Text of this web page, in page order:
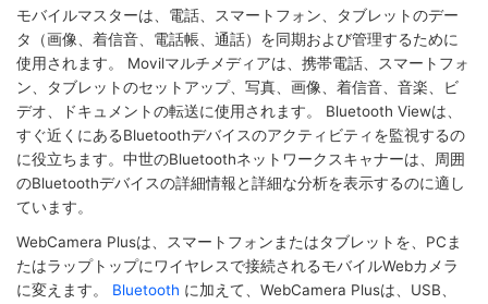
モバイルマスターは、電話、スマートフォン、タブレットのデー
タ（画像、着信音、電話帳、通話）を同期および管理するために
使用されます。 Movilマルチメディアは、携帯電話、スマートフォ
ン、タブレットのセットアップ、写真、画像、着信音、音楽、ビ
デオ、ドキュメントの転送に使用されます。 Bluetooth Viewは、
すぐ近くにあるBluetoothデバイスのアクティビティを監視するの
に役立ちます。中世のBluetoothネットワークスキャナーは、周囲
のBluetoothデバイスの詳細情報と詳細な分析を表示するのに適し
ています。
WebCamera Plusは、スマートフォンまたはタブレットを、PCま
たはラップトップにワイヤレスで接続されるモバイルWebカメラ
に変えます。 Bluetooth に加えて、WebCamera Plusは、USB、